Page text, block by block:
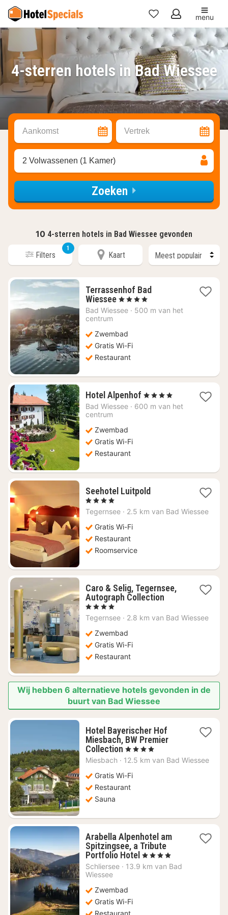
Mijn
favorieten
menu
4-sterren hotels in Bad Wiessee
Aankomst Vertrek
2 Volwassenen (1 Kamer)
Zoeken
10 4-sterren hotels in Bad Wiessee gevonden
Filters
1
Kaart
Terrassenhof Bad
Wiessee1
nacht
144,95
, 4 Sterren
Bad Wiessee · 500 m van het
centrum
Zwembad
Gratis Wi-Fi
Restaurant
Hotel Alpenhof 1
nacht
, 4 Sterren
Bad Wiessee · 600 m van het
centrum
Zwembad
Gratis Wi-Fi
Restaurant
Seehotel Luitpold1
vanaf
, 4 Sterren
Tegernsee · 2.5 km van Bad Wiessee
Gratis Wi-Fi
Restaurant
Roomservice
Caro & Selig, Tegernsee,
Autograph Collection1
vanaf
, 4 Sterren
Tegernsee · 2.8 km van Bad Wiessee
Zwembad
Gratis Wi-Fi
Restaurant
Wij hebben 6 alternatieve hotels gevonden in de
buurt van Bad Wiessee
Hotel Bayerischer Hof
Miesbach, BW Premier
Collection 1
nacht
€
125,86
, 4 Sterren
Miesbach · 12.5 km van Bad Wiessee
Gratis Wi-Fi
Restaurant
Sauna
Arabella Alpenhotel am
Spitzingsee, a Tribute
Portfolio Hotel 1
nacht
, 4 Sterren
Schliersee · 13.9 km van Bad
Wiessee
Zwembad
Gratis Wi-Fi
Restaurant